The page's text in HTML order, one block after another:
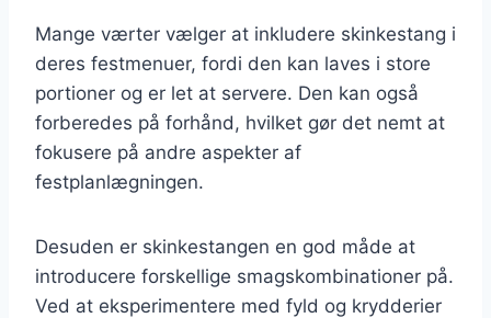
Mange værter vælger at inkludere skinkestang i
deres festmenuer, fordi den kan laves i store
portioner og er let at servere. Den kan også
forberedes på forhånd, hvilket gør det nemt at
fokusere på andre aspekter af
festplanlægningen.
Desuden er skinkestangen en god måde at
introducere forskellige smagskombinationer på.
Ved at eksperimentere med fyld og krydderier